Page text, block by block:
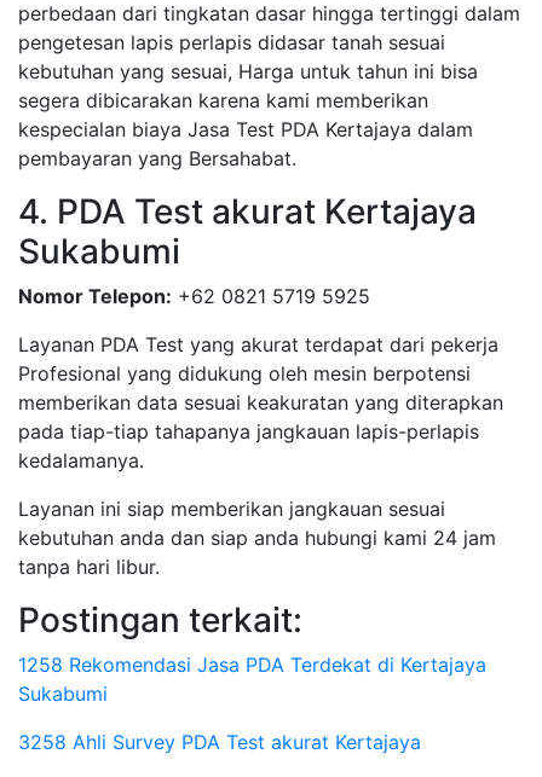
perbedaan dari tingkatan dasar hingga tertinggi dalam
pengetesan lapis perlapis didasar tanah sesuai
kebutuhan yang sesuai, Harga untuk tahun ini bisa
segera dibicarakan karena kami memberikan
kespecialan biaya Jasa Test PDA Kertajaya dalam
pembayaran yang Bersahabat.
4. PDA Test akurat Kertajaya
Sukabumi
Nomor Telepon: +62 0821 5719 5925
Layanan PDA Test yang akurat terdapat dari pekerja
Profesional yang didukung oleh mesin berpotensi
memberikan data sesuai keakuratan yang diterapkan
pada tiap-tiap tahapanya jangkauan lapis-perlapis
kedalamanya.
Layanan ini siap memberikan jangkauan sesuai
kebutuhan anda dan siap anda hubungi kami 24 jam
tanpa hari libur.
Postingan terkait:
1258 Rekomendasi Jasa PDA Terdekat di Kertajaya
Sukabumi
3258 Ahli Survey PDA Test akurat Kertajaya